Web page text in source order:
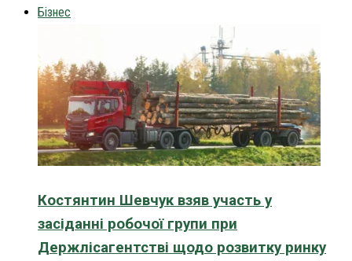
Бізнес
Костянтин Шевчук взяв участь у
засіданні робочої групи при
Держлісагентстві щодо розвитку ринку